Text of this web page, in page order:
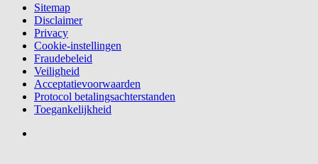
Sitemap
Disclaimer
Privacy
Cookie-instellingen
Fraudebeleid
Veiligheid
Acceptatievoorwaarden
Protocol betalingsachterstanden
Toegankelijkheid